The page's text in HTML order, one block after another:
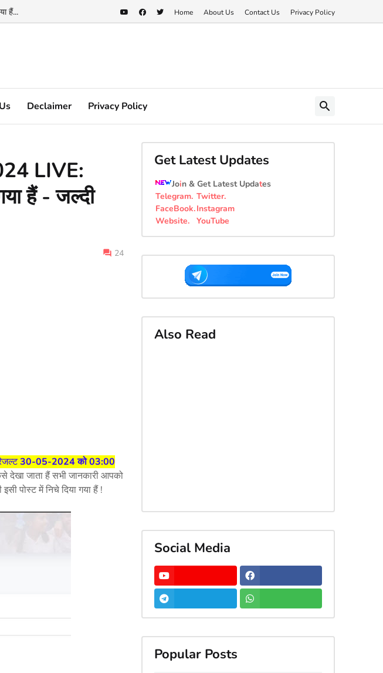
हैं... Home About Us Contact Us Privacy Policy
Declaimer Privacy Policy
LIVE:
हैं - जल्दी
24
30-05-2024 को 03:00
देखा जाता हैं सभी जानकारी आपको
पोस्ट में निचे दिया गया हैं !
Get Latest Updates
Join & Get Latest Updates
Telegram. Twitter.
FaceBook.Instagram
Website. YouTube
Also Read
Social Media
Popular Posts